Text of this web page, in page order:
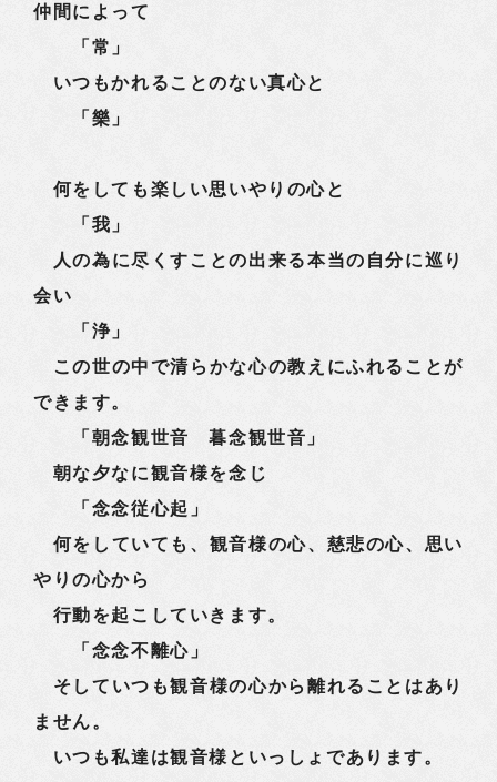
仲間によって
「常」
いつもかれることのない真心と
「樂」
何をしても楽しい思いやりの心と
「我」
人の為に尽くすことの出来る本当の自分に巡り
会い
「浄」
この世の中で清らかな心の教えにふれることが
できます。
「朝念観世音 暮念観世音」
朝な夕なに観音様を念じ
「念念従心起」
何をしていても、観音様の心、慈悲の心、思い
やりの心から
行動を起こしていきます。
「念念不離心」
そしていつも観音様の心から離れることはあり
ません。
いつも私達は観音様といっしょであります。